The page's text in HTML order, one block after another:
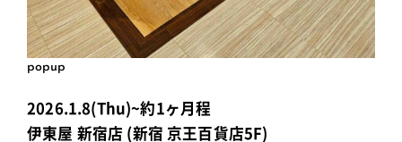
popup
2026.1.8(Thu)~約1ヶ月程
伊東屋 新宿店 (新宿 京王百貨店5F)